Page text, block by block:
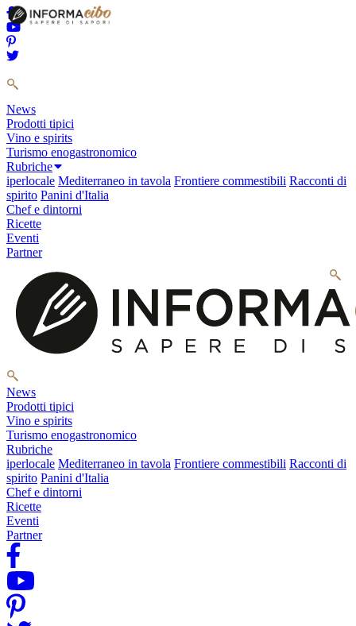
News
Prodotti tipici
Vino e spirits
Turismo enogastronomico
Rubriche
iperlocale Mediterraneo in tavola Frontiere commestibili Racconti di
spirito Panini d'Italia
Chef e dintorni
Ricette
Eventi
Partner
News
Prodotti tipici
Vino e spirits
Turismo enogastronomico
Rubriche
iperlocale Mediterraneo in tavola Frontiere commestibili Racconti di
spirito Panini d'Italia
Chef e dintorni
Ricette
Eventi
Partner